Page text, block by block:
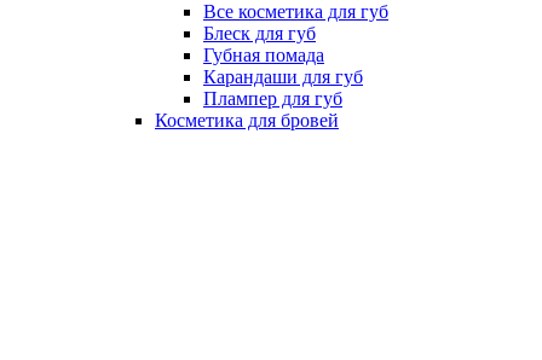
Все косметика для губ
Блеск для губ
Губная помада
Карандаши для губ
Плампер для губ
Косметика для бровей